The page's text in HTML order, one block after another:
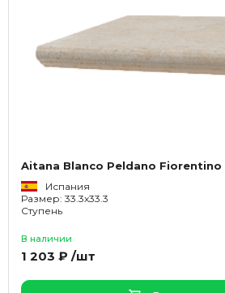
Aitana Blanco Peldano Fiorentino
Испания
Размер: 33.3x33.3
Ступень
В наличии
1 203 ₽ /шт